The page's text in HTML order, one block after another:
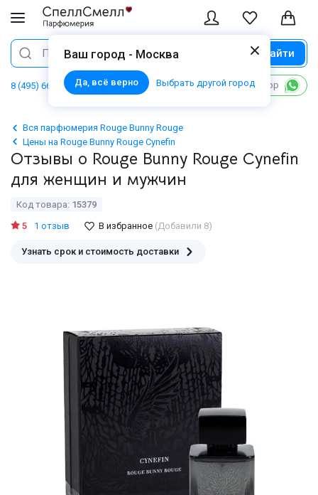
Ваш город - Москва
Да, всё верно Выбрать другой город
Поиск Найти
8 (495) 668 06 02 Написать в WhatsApp
Вся парфюмерия Rouge Bunny Rouge
Цены на Rouge Bunny Rouge Cynefin
Отзывы о Rouge Bunny Rouge Cynefin
для женщин и мужчин
Код товара: 15379
5
1 отзыв В избранное (Добавили 8)
Узнать срок и стоимость доставки